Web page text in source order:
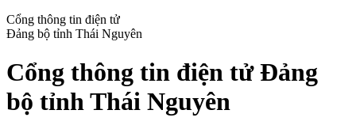
Cổng thông tin điện tử
Đảng bộ tỉnh Thái Nguyên
Cổng thông tin điện tử Đảng
bộ tỉnh Thái Nguyên